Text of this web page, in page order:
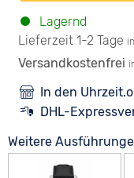
Lagernd
Lieferzeit 1-2 Tage
Versandkostenfrei
In den
DHL-
Weitere